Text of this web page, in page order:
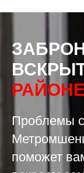
Проблемы
поможет